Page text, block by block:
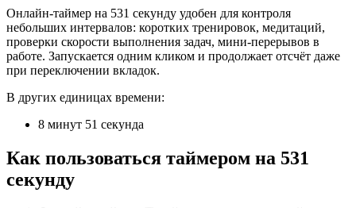
Онлайн-таймер на 531 секунду удобен для контроля
небольших интервалов: коротких тренировок, медитаций,
проверки скорости выполнения задач, мини-перерывов в
работе. Запускается одним кликом и продолжает отсчёт даже
при переключении вкладок.
В других единицах времени:
8 минут 51 секунда
Как пользоваться таймером на 531
секунду